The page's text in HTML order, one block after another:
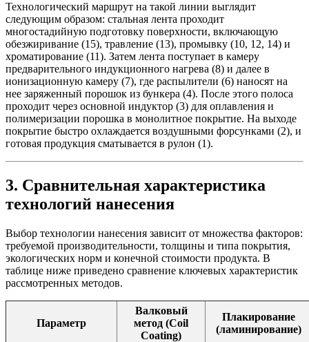
Технологический маршрут на такой линии выглядит
следующим образом: стальная лента проходит
многостадийную подготовку поверхности, включающую
обезжиривание (15), травление (13), промывку (10, 12, 14) и
хроматирование (11). Затем лента поступает в камеру
предварительного индукционного нагрева (8) и далее в
ионизационную камеру (7), где распылители (6) наносят на
нее заряженный порошок из бункера (4). После этого полоса
проходит через основной индуктор (3) для оплавления и
полимеризации порошка в монолитное покрытие. На выходе
покрытие быстро охлаждается воздушными форсунками (2), и
готовая продукция сматывается в рулон (1).
3. Сравнительная характеристика
технологий нанесения
Выбор технологии нанесения зависит от множества факторов:
требуемой производительности, толщины и типа покрытия,
экологических норм и конечной стоимости продукта. В
таблице ниже приведено сравнение ключевых характеристик
рассмотренных методов.
Параметр
Валковый
метод (Coil
Coating)
Плакирование
(ламинирование)